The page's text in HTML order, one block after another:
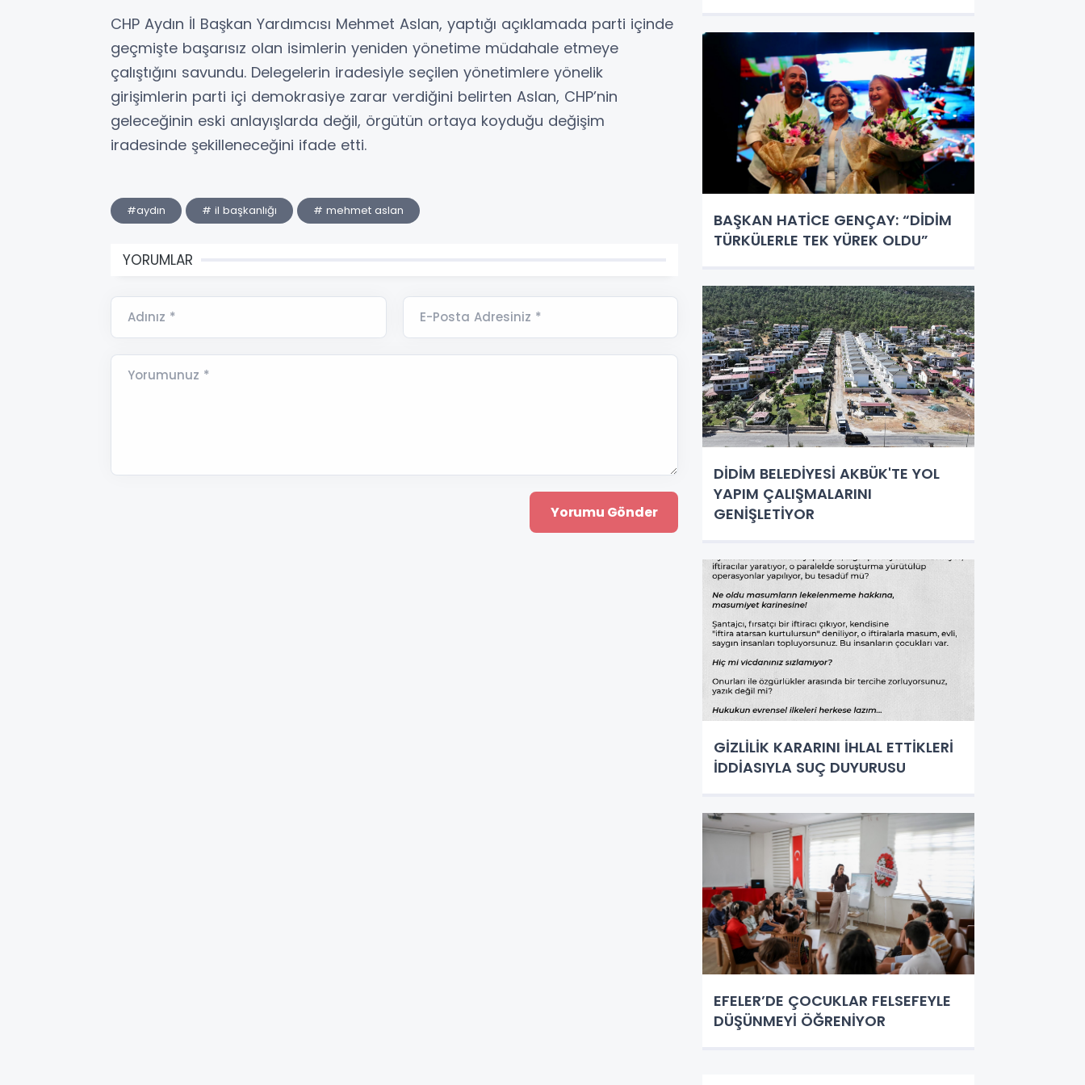
CHP Aydın İl Başkan Yardımcısı Mehmet Aslan, yaptığı açıklamada parti içinde
geçmişte başarısız olan isimlerin yeniden yönetime müdahale etmeye
çalıştığını savundu. Delegelerin iradesiyle seçilen yönetimlere yönelik
girişimlerin parti içi demokrasiye zarar verdiğini belirten Aslan, CHP’nin
geleceğinin eski anlayışlarda değil, örgütün ortaya koyduğu değişim
iradesinde şekilleneceğini ifade etti.
#aydın # il başkanlığı # mehmet aslan
YORUMLAR
Adınız * E-Posta Adresiniz *
Yorumunuz *
BAŞKAN HATİCE GENÇAY: “DİDİM
TÜRKÜLERLE TEK YÜREK OLDU”
DİDİM BELEDİYESİ AKBÜK'TE YOL
YAPIM ÇALIŞMALARINI
GENİŞLETİYOR
GİZLİLİK KARARINI İHLAL ETTİKLERİ
İDDİASIYLA SUÇ DUYURUSU
EFELER’DE ÇOCUKLAR FELSEFEYLE
DÜŞÜNMEYİ ÖĞRENİYOR